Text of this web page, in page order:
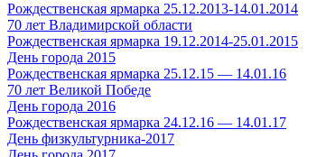
Рождественская ярмарка 25.12.2013-14.01.2014
70 лет Владимирской области
Рождественская ярмарка 19.12.2014-25.01.2015
День города 2015
Рождественская ярмарка 25.12.15 — 14.01.16
70 лет Великой Победе
День города 2016
Рождественская ярмарка 24.12.16 — 14.01.17
День физкультурника-2017